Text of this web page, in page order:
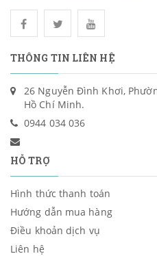
THÔNG TIN LIÊN HỆ
26 Nguyễn Đình Khơi,
Hồ Chí Minh.
0944 034 036
HỖ TRỢ
Hình thức thanh toán
Hướng dẫn mua hàng
Điều khoản dịch vụ
Liên hệ